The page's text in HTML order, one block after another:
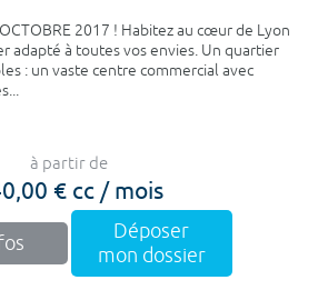
2017 ! Habitez au cœur de Lyon
adapté à toutes vos envies. Un quartier
: un vaste centre commercial avec
à partir de
€ cc / mois
Déposer
mon dossier